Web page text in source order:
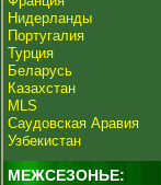
Нидерланды
Португалия
Турция
Беларусь
Казахстан
MLS
Саудовская Аравия
Узбекистан
МЕЖСЕЗОНЬЕ: